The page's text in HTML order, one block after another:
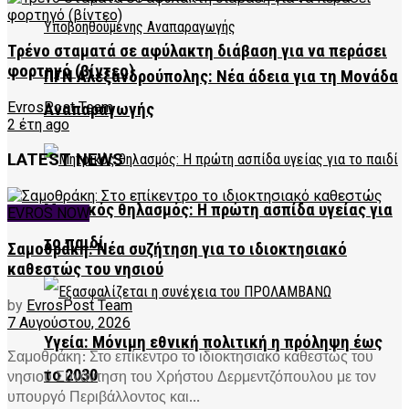
ΠΓΝ Αλεξανδρούπολης: Νέα άδεια για τη Μονάδα
Αναπαραγωγής
Μητρικός θηλασμός: Η πρώτη ασπίδα υγείας για
το παιδί
Υγεία: Μόνιμη εθνική πολιτική η πρόληψη έως
το 2030
Τρένο σταματά σε αφύλακτη διάβαση για να περάσει
φορτηγό (βίντεο)
EvrosPost Team
2 έτη ago
LATEST NEWS
EVROS NOW
Σαμοθράκη: Νέα συζήτηση για το ιδιοκτησιακό
καθεστώς του νησιού
by EvrosPost Team
7 Αυγούστου, 2026
Σαμοθράκη: Στο επίκεντρο το ιδιοκτησιακό καθεστώς του
νησιού Συνάντηση του Χρήστου Δερμεντζόπουλου με τον
υπουργό Περιβάλλοντος και...